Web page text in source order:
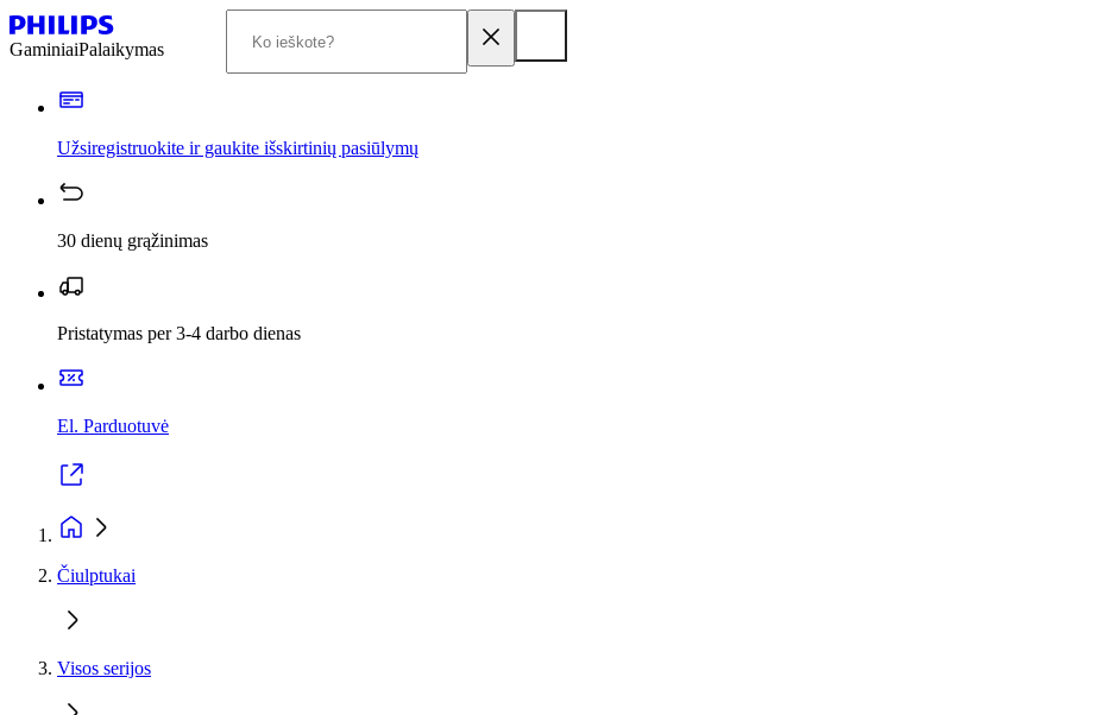
GaminiaiPalaikymas
Užsiregistruokite ir gaukite išskirtinių pasiūlymų
30 dienų grąžinimas
Pristatymas per 3-4 darbo dienas
El. Parduotuvė
Čiulptukai
Visos serijos